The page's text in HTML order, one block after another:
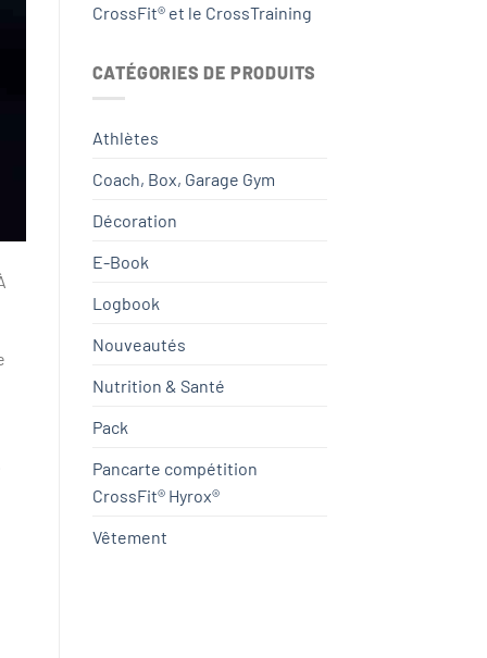
CrossFit® et le CrossTraining
CATÉGORIES DE PRODUITS
Athlètes
Coach, Box, Garage Gym
Décoration
E-Book
Logbook
Nouveautés
Nutrition & Santé
Pack
Pancarte compétition
CrossFit® Hyrox®
Vêtement